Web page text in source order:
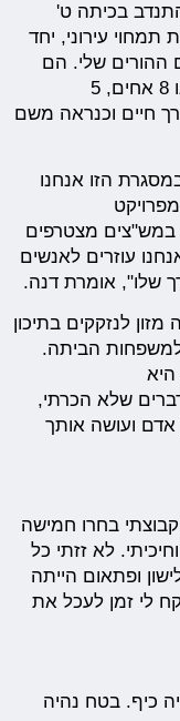
בכיתה ט'
עירוני, יחד
ההורים שלי. הם
הורים מאמצים, שאימצו 5 ילדים. "אנחנו 8 אחים, 5
חיים וכנראה משם
הזו אנחנו
במש"צים מצטרפים
עוזרים לאנשים
שלו", אומרת דנה.
לנזקקים בתיכון
למשפחות הביתה.
היא
שלא הכרתי,
ועושה אותך
בחרו חמישה
לא זזתי כל
ופתאום הייתה
לי זמן לעכל את
כיף. בטח נהיה